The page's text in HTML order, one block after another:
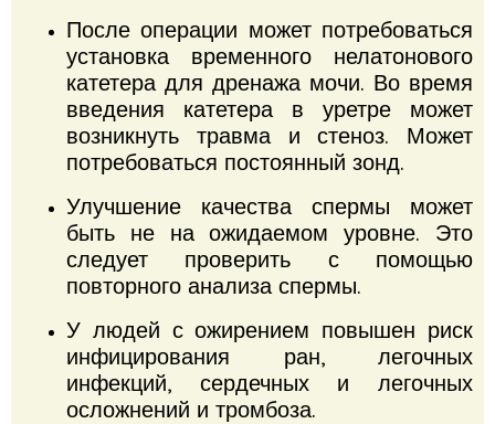
После операции может потребоваться
установка временного нелатонового
катетера для дренажа мочи. Во время
введения катетера в уретре может
возникнуть травма и стеноз. Может
потребоваться постоянный зонд.
Улучшение качества спермы может
быть не на ожидаемом уровне. Это
следует проверить с помощью
повторного анализа спермы.
У людей с ожирением повышен риск
инфицирования ран, легочных
инфекций, сердечных и легочных
осложнений и тромбоза.